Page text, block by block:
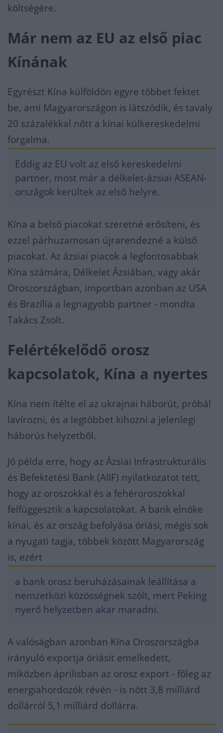
költségére.
Már nem az EU az első piac
Kínának
Egyrészt Kína külföldön egyre többet fektet
be, ami Magyarországon is látszódik, és tavaly
20 százalékkal nőtt a kínai külkereskedelmi
forgalma.
Eddig az EU volt az első kereskedelmi
partner, most már a délkelet-ázsiai ASEAN-
országok kerültek az első helyre.
Kína a belső piacokat szeretné erősíteni, és
ezzel párhuzamosan újrarendezné a külső
piacokat. Az ázsiai piacok a legfontosabbak
Kína számára, Délkelet Ázsiában, vagy akár
Oroszországban, importban azonban az USA
és Brazília a legnagyobb partner - mondta
Takács Zsolt.
Felértékelődő orosz
kapcsolatok, Kína a nyertes
Kína nem ítélte el az ukrajnai háborút, próbál
lavírozni, és a legtöbbet kihozni a jelenlegi
háborús helyzetből.
Jó példa erre, hogy az Ázsiai Infrastrukturális
és Befektetési Bank (AIIF) nyilatkozatot tett,
hogy az oroszokkal és a fehéroroszokkal
felfüggesztik a kapcsolatokat. A bank elnöke
kínai, és az ország befolyása óriási, mégis sok
a nyugati tagja, többek között Magyarország
is, ezért
a bank orosz beruházásainak leállítása a
nemzetközi közösségnek szólt, mert Peking
nyerő helyzetben akar maradni.
A valóságban azonban Kína Oroszországba
irányuló exportja óriásit emelkedett,
miközben áprilisban az orosz export - főleg az
energiahordozók révén - is nőtt 3,8 milliárd
dollárról 5,1 milliárd dollárra.